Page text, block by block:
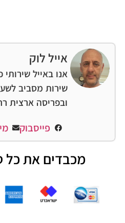
אייל לוק
אנו באייל שירותי
שירות מסביב
ובפריסה ארצית
פייסבוק
מכבדים את כל